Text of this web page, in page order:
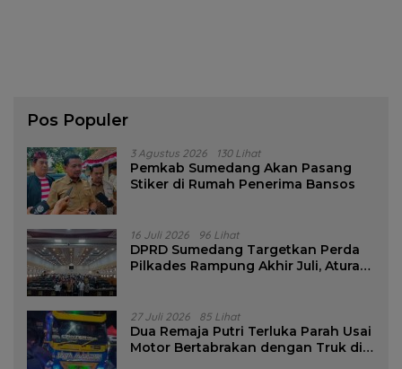
Pos Populer
3 Agustus 2026 130 Lihat
Pemkab Sumedang Akan Pasang
Stiker di Rumah Penerima Bansos
16 Juli 2026 96 Lihat
DPRD Sumedang Targetkan Perda
Pilkades Rampung Akhir Juli, Aturan
27 Juli 2026 85 Lihat
Dua Remaja Putri Terluka Parah Usai
Motor Bertabrakan dengan Truk di